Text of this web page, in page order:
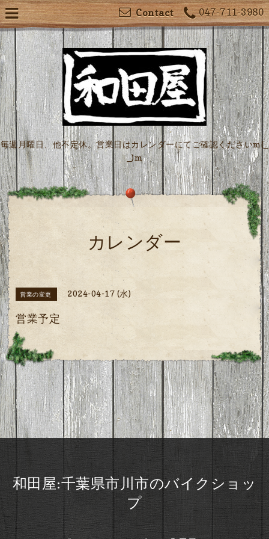
047-711-3980
Contact
毎週月曜日、他不定休。営業日はカレンダーにてご確認くださいm(_
_)m
カレンダー
営業の変更 2024-04-17 (水)
営業予定
和田屋:千葉県市川市のバイクショッ
プ